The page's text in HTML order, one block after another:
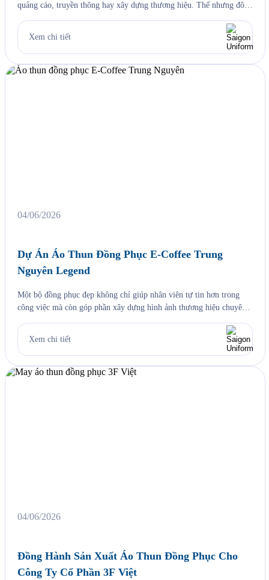
quảng cáo, truyền thông hay xây dựng thương hiệu. Thế nhưng đôi
nhất, đó chính là hình ảnh đội ngũ nhân sự trong những bộ đồng
Xem chi tiết
04/06/2026
Dự Án Áo Thun Đồng Phục E-Coffee Trung
Nguyên Legend
Một bộ đồng phục đẹp không chỉ giúp nhân viên tự tin hơn trong
công việc mà còn góp phần xây dựng hình ảnh thương hiệu chuyên
nhiều doanh nghiệp đầu tư bài bản vào việc may áo thun đồng phục
như […]
Xem chi tiết
04/06/2026
Đồng Hành Sản Xuất Áo Thun Đồng Phục Cho
Công Ty Cổ Phần 3F Việt